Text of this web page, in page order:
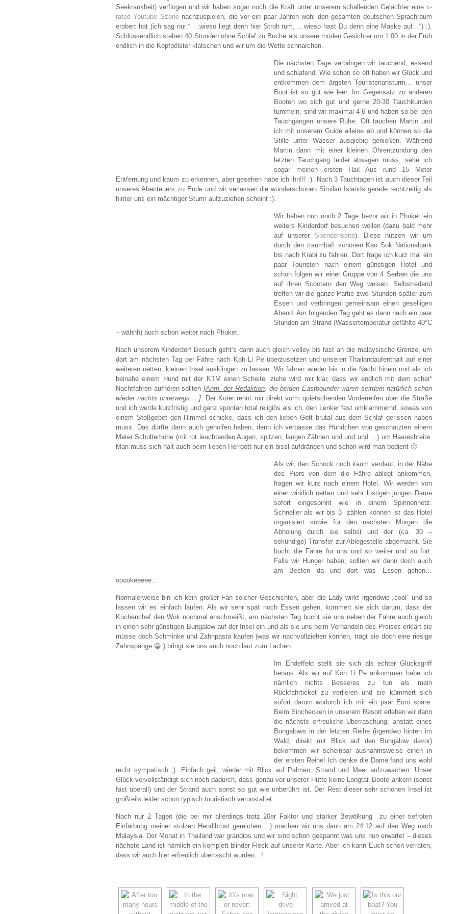
Seekrankheit) verflogen und wir haben sogar noch die Kraft unter unserem schallenden Gelächter eine x-
rated Youtube Szenenachzuspielen, die vor ein paar Jahren wohl den gesamten deutschen Sprachraum
erobert hat (ich sag nur:“ …wieso liegt denn hier Stroh rum,… wieso hast Du denn eine Maske auf…“) :).
Schlussendlich stehen 40 Stunden ohne Schlaf zu Buche als unsere müden Gesichter um 1:00 in der Früh
endlich in die Kopfpölster klatschen und wir um die Wette schnarchen.
Die nächsten Tage verbringen wir tauchend, essend
und schlafend. Wie schon so oft haben wir Glück und
entkommen dem ärgsten Touristenansturm… unser
Boot ist so gut wie leer. Im Gegensatz zu anderen
Booten wo sich gut und gerne 20-30 Tauchkunden
tummeln, sind wir maximal 4-6 und haben so bei den
Tauchgängen unsere Ruhe. Oft tauchen Martin und
ich mit unserem Guide alleine ab und können so die
Stille unter Wasser ausgiebig genießen. Während
Martin dann mit einer kleinen Ohrentzündung den
letzten Tauchgang leider absagen muss, sehe ich
sogar meinen ersten Hai! Aus rund 15 Meter
Entfernung und kaum zu erkennen, aber gesehen habe ich ihn!!! :). Nach 3 Tauchtagen ist auch dieser Teil
unseres Abenteuers zu Ende und wir verlassen die wunderschönen Similan Islands gerade rechtzeitig als
hinter uns ein mächtiger Sturm aufzuziehen scheint :).
Wir haben nun noch 2 Tage bevor wir in Phuket ein
weiters Kinderdorf besuchen wollen (dazu bald mehr
auf unserer Spendenseite). Diese nutzen wir um
durch den traumhaft schönen Kao Sok Nationalpark
bis nach Krabi zu fahren. Dort frage ich kurz mal ein
paar Touristen nach einem günstigen Hotel und
schon folgen wir einer Gruppe von 4 Serben die uns
auf ihren Scootern den Weg weisen. Selbstredend
treffen wir die ganze Partie zwei Stunden später zum
Essen und verbringen gemeinsam einen geselligen
Abend. Am folgenden Tag geht es dann nach ein paar
Stunden am Strand (Wassertemperatur gefühlte 40°C
– wähhh) auch schon weiter nach Phuket.
Nach unserem Kinderdorf Besuch geht’s dann auch gleich volley bis fast an die malaysische Grenze, um
dort am nächsten Tag per Fähre nach Koh Li Pe überzusetzen und unseren Thailandaufenthalt auf einer
weiteren netten, kleinen Insel ausklingen zu lassen. Wir fahren wieder bis in die Nacht hinein und als ich
beinahe einem Hund mit der KTM einen Scheitel ziehe wird mir klar, dass wir endlich mit dem schei*
Nachtfahren aufhören sollten [Anm. der Redaktion: die beiden Eastbounder waren seitdem natürlich schon
wieder nachts unterwegs… ]. Der Köter rennt mir direkt vorm quietschenden Vorderreifen über die Straße
und ich werde kurzfristig und ganz spontan total religiös als ich, den Lenker fest umklammernd, sowas von
einem Stoßgebet gen Himmel schicke, dass ich den lieben Gott brutal aus dem Schlaf gerissen haben
muss. Das dürfte dann auch geholfen haben, denn ich verpasse das Hündchen von geschätzten einem
Meter Schulterhöhe (mit rot leuchtenden Augen, spitzen, langen Zähnen und und und …) um Haaresbreite.
Man muss sich halt auch beim lieben Herrgott nur ein bissl aufdrängen und schon wird man bedient 🙂
Als wir, den Schock noch kaum verdaut, in der Nähe
des Piers von dem die Fähre ablegt ankommen,
fragen wir kurz nach einem Hotel. Wir werden von
einer wirklich netten und sehr lustigen jungen Dame
sofort eingespinnt wie in einem Spinnennetz.
Schneller als wir bis 3 zählen können ist das Hotel
organisiert sowie für den nächsten Morgen die
Abholung durch sie selbst und der (ca. 30 –
sekündige) Transfer zur Ablegestelle abgemacht. Sie
bucht die Fähre für uns und so weiter und so fort.
Falls wir Hunger haben, sollten wir dann doch auch
am Besten da und dort was Essen gehen…
ooookeeeee…
Normalerweise bin ich kein großer Fan solcher Geschichten, aber die Lady wirkt irgendwie „cool“ und so
lassen wir es einfach laufen. Als wir sehr spät noch Essen gehen, kümmert sie sich darum, dass der
Küchenchef den Wok nochmal anschmeißt, am nächsten Tag bucht sie uns neben der Fähre auch gleich
in einen sehr günstigen Bungalow auf der Insel ein und als sie uns beim Verhandeln des Preises erklärt sie
müsse doch Schminke und Zahnpasta kaufen (was wir nachvollziehen können, trägt sie doch eine riesige
Zahnspange 😀 ) bringt sie uns auch noch laut zum Lachen.
Im Endeffekt stellt sie sich als echter Glücksgriff
heraus. Als wir auf Koh Li Pe ankommen habe ich
nämlich nichts Besseres zu tun als mein
Rückfahrticket zu verlieren und sie kümmert sich
sofort darum wodurch ich mir ein paar Euro spare.
Beim Einchecken in unserem Resort erleben wir dann
die nächste erfreuliche Überraschung: anstatt eines
Bungalows in der letzten Reihe (irgendwo hinten im
Wald, direkt mit Blick auf den Bungalow davor)
bekommen wir scheinbar ausnahmsweise einen in
der ersten Reihe! Ich denke die Dame fand uns wohl
recht sympatisch ;). Einfach geil, wieder mit Blick auf Palmen, Strand und Meer aufzuwachen. Unser
Glück vervollständigt sich noch dadurch, dass genau vor unserer Hütte keine Longtail Boote ankern (sonst
fast überall) und der Strand auch sonst so gut wie unberührt ist. Der Rest dieser sehr schönen Insel ist
großteils leider schon typisch touristisch verunstaltet.
Nach nur 2 Tagen (die bei mir allerdings trotz 20er Faktor und starker Bewölkung zu einer tiefroten
Einfärbung meiner stolzen Hendlbrust gereichen….) machen wir uns dann am 24.12 auf den Weg nach
Malaysia. Der Monat in Thailand war grandios und wir sind schon gespannt was uns nun erwartet – dieses
nächste Land ist nämlich ein komplett blinder Fleck auf unserer Karte. Aber ich kann Euch schon verraten,
dass wir auch hier erfreulich überrascht wurden…!